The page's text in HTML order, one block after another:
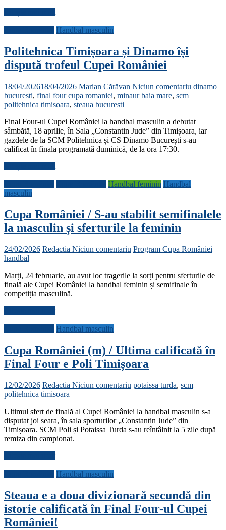
Handbal masculin
Politehnica Timișoara și Dinamo își
dispută trofeul Cupei României
18/04/202618/04/2026 Marian Cărăvan Niciun comentariu dinamo
bucuresti, final four cupa romaniei, minaur baia mare, scm
politehnica timisoara, steaua bucuresti
Final Four-ul Cupei României la handbal masculin a debutat
sâmbătă, 18 aprilie, în Sala „Constantin Jude” din Timișoara, iar
gazdele de la SCM Politehnica și CS Dinamo București s-au
calificat în finala programată duminică, de la ora 17:30.
Handbal feminin Handbal
masculin
Cupa României / S-au stabilit semifinalele
la masculin și sferturile la feminin
24/02/2026 Redactia Niciun comentariu Program Cupa României
handbal
Marți, 24 februarie, au avut loc tragerile la sorți pentru sferturile de
finală ale Cupei României la handbal feminin și semifinale în
competiția masculină.
Handbal masculin
Cupa României (m) / Ultima calificată în
Final Four e Poli Timișoara
12/02/2026 Redactia Niciun comentariu potaissa turda, scm
politehnica timisoara
Ultimul sfert de finală al Cupei României la handbal masculin s-a
disputat joi seara, în sala sporturilor „Constantin Jude” din
Timișoara. SCM Poli și Potaissa Turda s-au reîntâlnit la 5 zile după
remiza din campionat.
Handbal masculin
Steaua e a doua divizionară secundă din
istorie calificată în Final Four-ul Cupei
României!